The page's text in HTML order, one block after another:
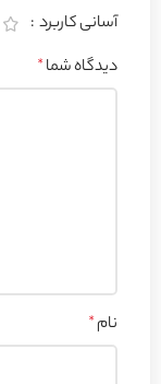
آسانی کاربرد
دیدگاه شما*
نام*